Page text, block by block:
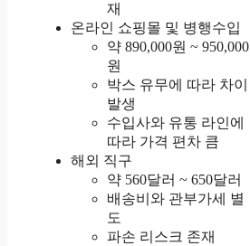
재
온라인 쇼핑몰 및 병행수입
약 890,000원 ~ 950,000
원
박스 유무에 따라 차이
발생
수입사와 유통 라인에
따라 가격 편차 큼
해외 직구
약 560달러 ~ 650달러
배송비와 관부가세 별
도
파손 리스크 존재